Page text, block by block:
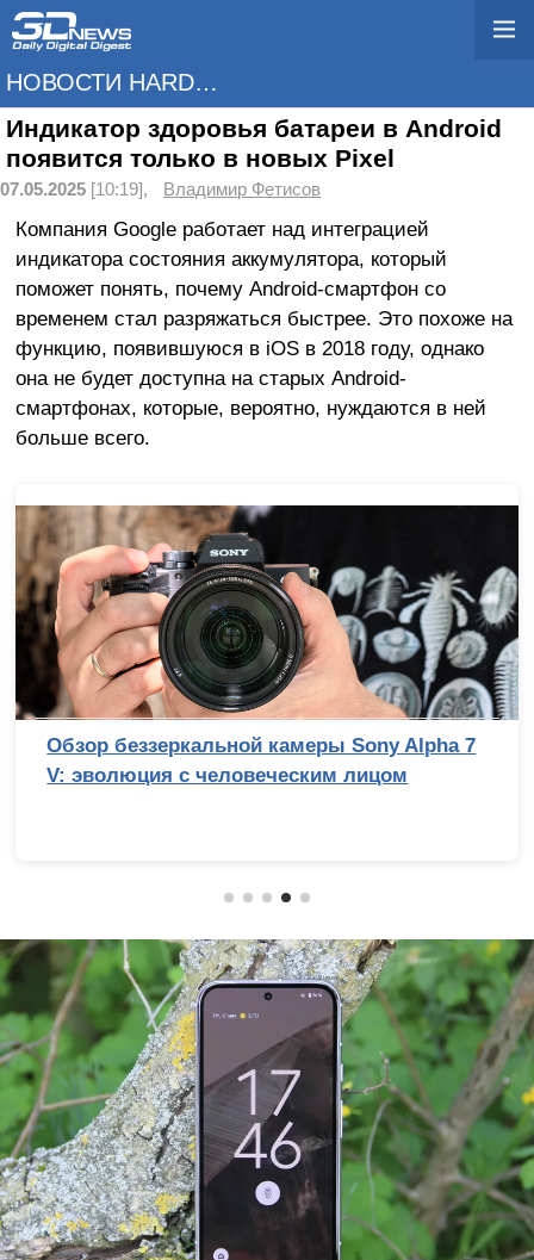
НОВОСТИ HARDWARE
Индикатор здоровья батареи в Android
появится только в новых Pixel
07.05.2025 [10:19], Владимир Фетисов
Компания Google работает над интеграцией
индикатора состояния аккумулятора, который
поможет понять, почему Android-смартфон со
временем стал разряжаться быстрее. Это похоже на
функцию, появившуюся в iOS в 2018 году, однако
она не будет доступна на старых Android-
смартфонах, которые, вероятно, нуждаются в ней
больше всего.
Обзор беззеркальной камеры Sony Alpha 7
V: эволюция с человеческим лицом